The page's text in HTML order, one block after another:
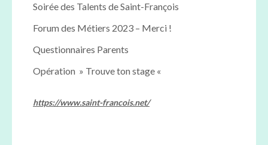
Soirée des Talents de Saint-François
Forum des Métiers 2023 – Merci !
Questionnaires Parents
Opération » Trouve ton stage «
https://www.saint-francois.net/